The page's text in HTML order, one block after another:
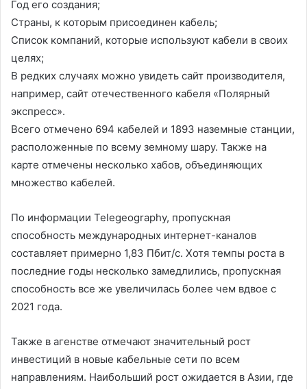
Год его создания;
Страны, к которым присоединен кабель;
Список компаний, которые используют кабели в своих
целях;
В редких случаях можно увидеть сайт производителя,
например, сайт отечественного кабеля «Полярный
экспресс».
Всего отмечено 694 кабелей и 1893 наземные станции,
расположенные по всему земному шару. Также на
карте отмечены несколько хабов, объединяющих
множество кабелей.
По информации Telegeography, пропускная
способность международных интернет-каналов
составляет примерно 1,83 Пбит/с. Хотя темпы роста в
последние годы несколько замедлились, пропускная
способность все же увеличилась более чем вдвое с
2021 года.
Также в агенстве отмечают значительный рост
инвестиций в новые кабельные сети по всем
направлениям. Наибольший рост ожидается в Азии, где